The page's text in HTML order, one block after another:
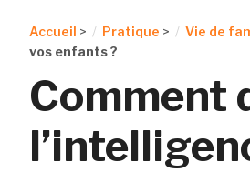
Accueil > Pratique > Vie de
vos enfants ?
Comment